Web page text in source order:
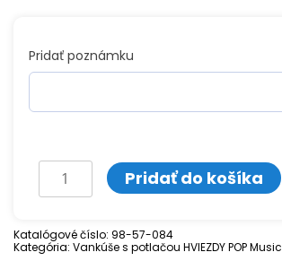
Pridať poznámku
množstvo
Vankúš
potlačou
Pridať do košíka
Katalógové číslo: 98-57-084
Kategória: Vankúše s potlačou HVIEZDY POP Music